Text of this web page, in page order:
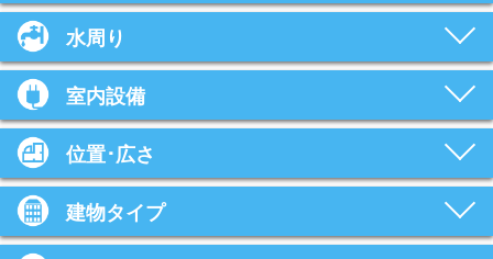
水周り
室内設備
位置･広さ
建物タイプ